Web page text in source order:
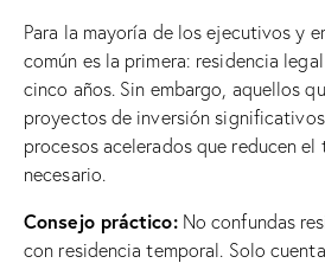
Para la mayoría de los ejecutivos y
común es la primera: residencia
cinco años. Sin embargo, aquellos
proyectos de inversión
procesos acelerados que reducen
necesario.
Consejo práctico:No confundas
con residencia temporal. Solo